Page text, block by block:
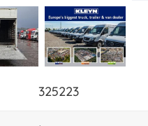
325223